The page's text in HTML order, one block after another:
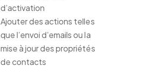
d’activation
Ajouter des actions telles
que l’envoi d’emails ou la
mise à jour des propriétés
de contacts